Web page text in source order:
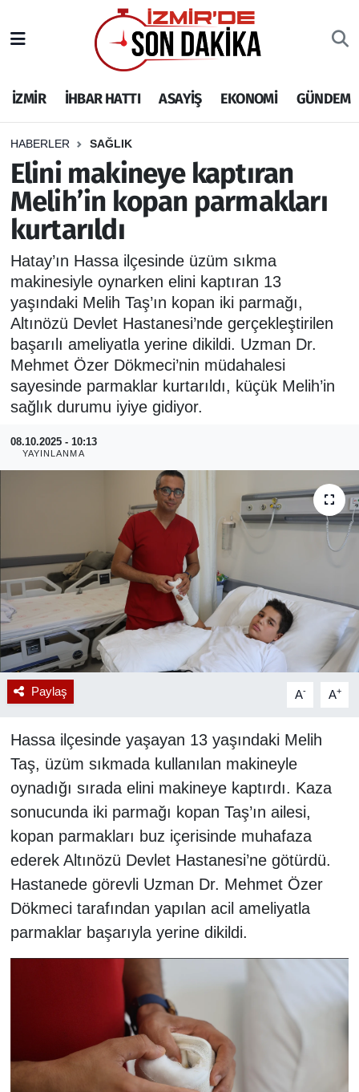
İZMİR İHBAR HATTI ASAYİŞ EKONOMİ GÜNDEM
HABERLER SAĞLIK
Elini makineye kaptıran
Melih’in kopan parmakları
kurtarıldı
Hatay’ın Hassa ilçesinde üzüm sıkma
makinesiyle oynarken elini kaptıran 13
yaşındaki Melih Taş’ın kopan iki parmağı,
Altınözü Devlet Hastanesi’nde gerçekleştirilen
başarılı ameliyatla yerine dikildi. Uzman Dr.
Mehmet Özer Dökmeci’nin müdahalesi
sayesinde parmaklar kurtarıldı, küçük Melih’in
sağlık durumu iyiye gidiyor.
08.10.2025 - 10:13
YAYINLANMA
Paylaş A- A+
Hassa ilçesinde yaşayan 13 yaşındaki Melih
Taş, üzüm sıkmada kullanılan makineyle
oynadığı sırada elini makineye kaptırdı. Kaza
sonucunda iki parmağı kopan Taş’ın ailesi,
kopan parmakları buz içerisinde muhafaza
ederek Altınözü Devlet Hastanesi’ne götürdü.
Hastanede görevli Uzman Dr. Mehmet Özer
Dökmeci tarafından yapılan acil ameliyatla
parmaklar başarıyla yerine dikildi.
İHBAR HATTI
DEPREM
GENEL
EKONOMİ
SİYASET
SPOR
ASAYİŞ
RESMİ REKLAM
İzmir Nöbetçi Eczaneler
İzmir Hava Durumu
İzmir Namaz Vakitleri
İzmir Trafik Yoğunluk Haritası
Puan Durumu ve Fikstür
Tüm Manşetler
Son Dakika Haberleri
Haber Arşivi